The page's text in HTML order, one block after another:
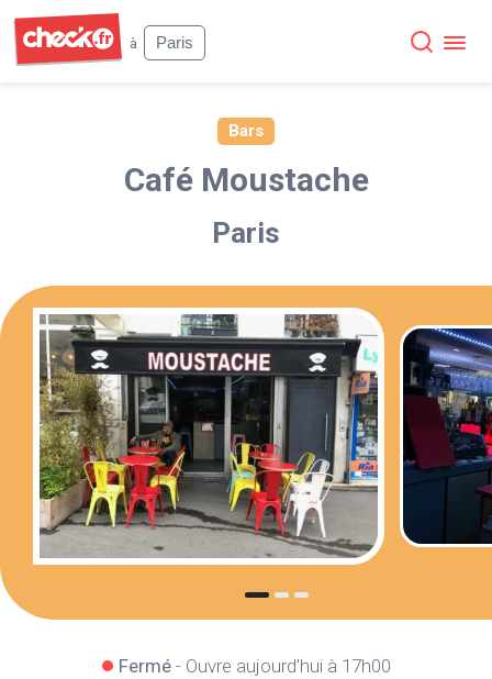
à
Paris
Bars
Café Moustache
Paris
Fermé- Ouvre aujourd'hui à 17h00